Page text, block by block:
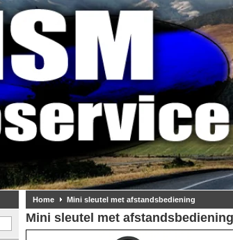
Home Mini sleutel met afstandsbediening
Mini sleutel met afstandsbediening